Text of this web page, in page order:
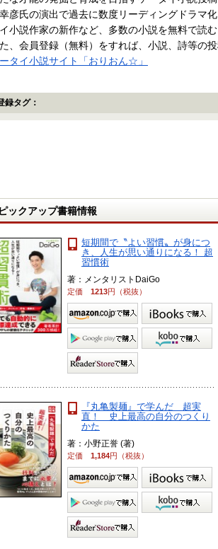
彦氏の演出で過去に数度リーディングドラマ
小説作家の新作など、多数の小説を無料で読む
、会員登録（無料）をすれば、小説、詩等の
タイ小説サイト「おりおん☆」
録タグ：
ピックアップ書籍情報
短期間で〝よい習慣〟が身につ
き、人生が思い通りになる！ 超
習慣術
著：メンタリストDaiGo
定価 1213円（税抜）
『丸亀製麺』で学んだ 超実
直！ 史上最高の自分のつくり
かた
著：小野正誉 (著)
定価 1,184円（税抜）